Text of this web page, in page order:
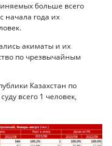
больше всего
начала года их
акиматы и их
по чрезвычайным
Казахстан по
всего 1 человек,